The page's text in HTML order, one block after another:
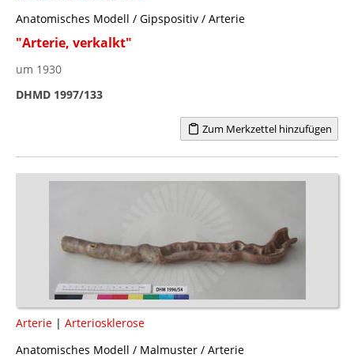
Anatomisches Modell / Gipspositiv / Arterie
"Arterie, verkalkt"
um 1930
DHMD 1997/133
Zum Merkzettel hinzufügen
Arterie | Arteriosklerose
Anatomisches Modell / Malmuster / Arterie